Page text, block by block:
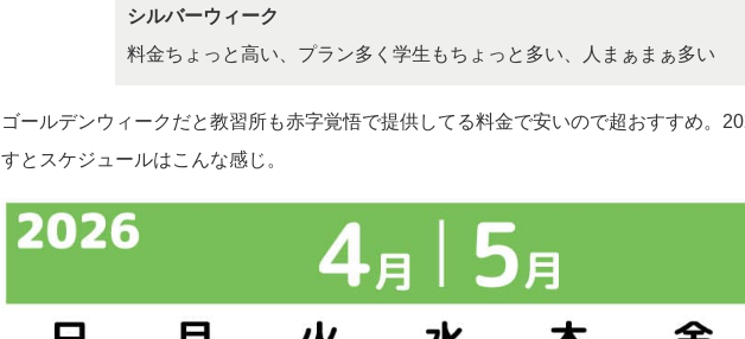
シルバーウィーク
料金ちょっと高い、プラン多く学生もちょっと多い、人まぁまぁ多い
ゴールデンウィークだと教習所も赤字覚悟で提供してる料金で安いので超おすすめ。
すとスケジュールはこんな感じ。